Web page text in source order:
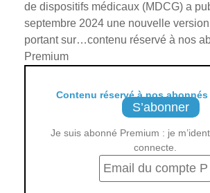
de dispositifs médicaux (MDCG) a
septembre 2024 une nouvelle
portant sur…contenu réservé à nos
Premium
Contenu réservé à nos abonnés
S’abonner
Je suis abonné Premium : je
connecte.